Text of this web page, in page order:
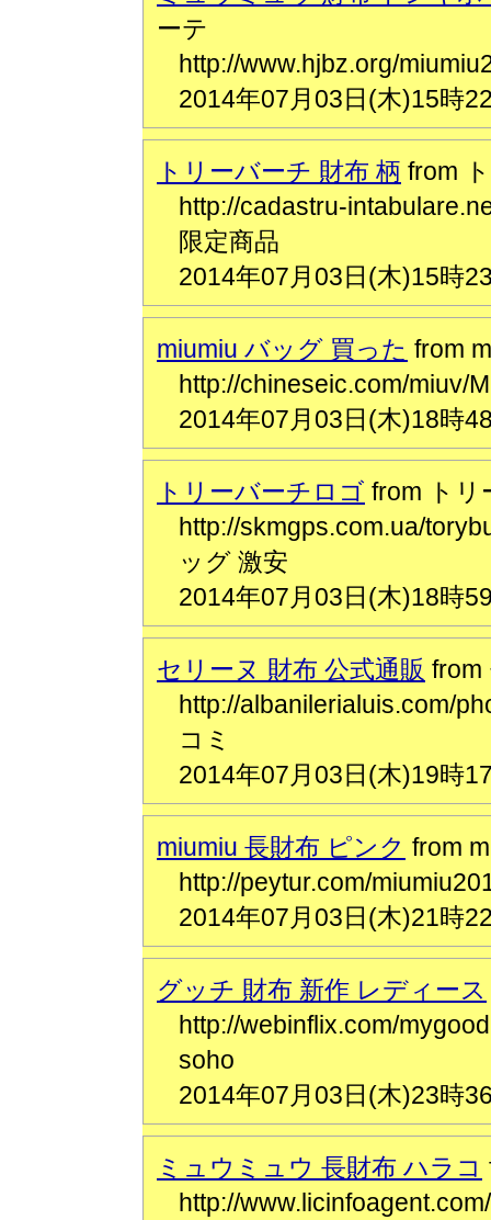
ーテ
http://www.hjbz.org/
2014年07月03日(木)15時
トリーバーチ 財布 柄 from
http://cadastru-
限定商品
2014年07月03日(木)15時
miumiu バッグ 買った from
http://chineseic.com/miuv/
2014年07月03日(木)18時
トリーバーチロゴ from トリ
http://skmgps.com.ua/
ッグ 激安
2014年07月03日(木)18時
セリーヌ 財布 公式通販 from
http://albanilerialuis.com/
コミ
2014年07月03日(木)19時
miumiu 長財布 ピンク from
http://peytur.com/
2014年07月03日(木)21時
グッチ 財布 新作 レディース
http://webinflix.com/
soho
2014年07月03日(木)23時
ミュウミュウ 長財布 ハラコ
http://